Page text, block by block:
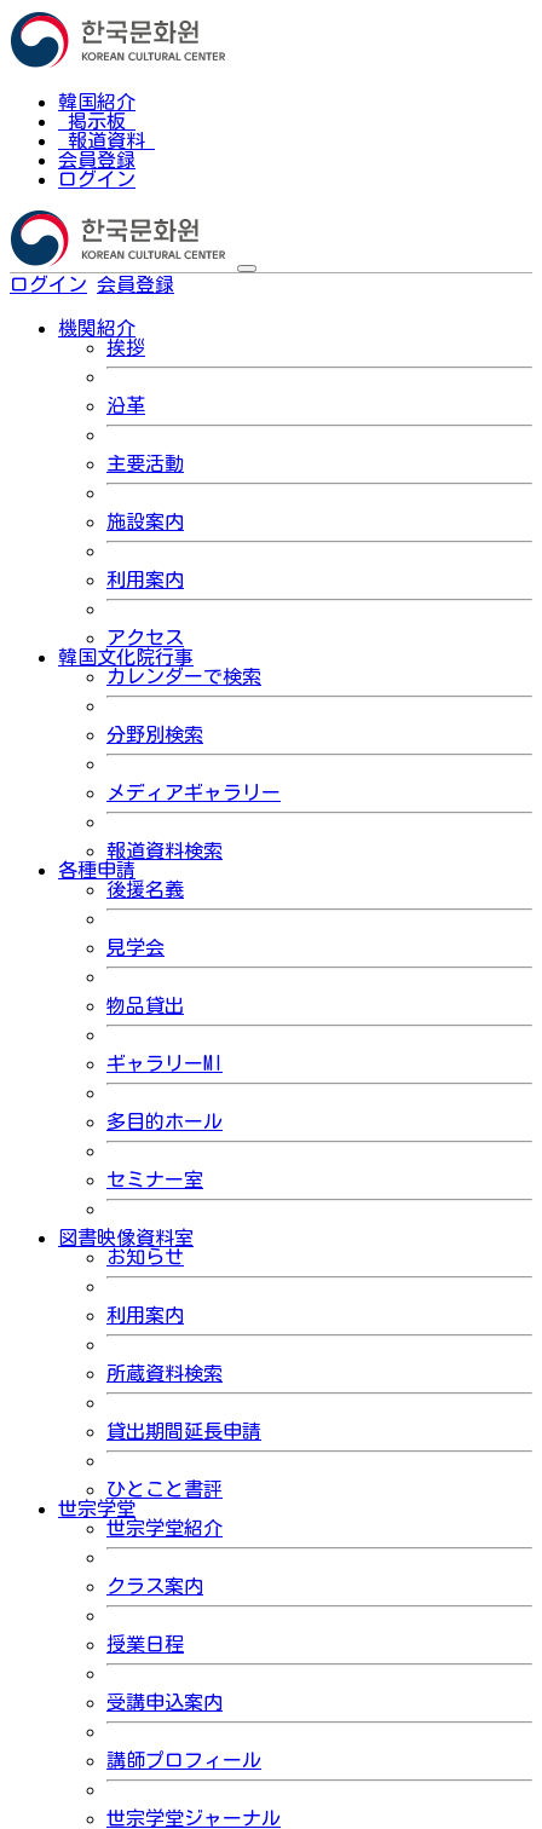
韓国紹介
掲示板
報道資料
会員登録
ログイン
ログイン 会員登録
機関紹介
挨拶
沿革
主要活動
施設案内
利用案内
アクセス
韓国文化院行事
カレンダーで検索
分野別検索
メディアギャラリー
報道資料検索
各種申請
後援名義
見学会
物品貸出
ギャラリーMI
多目的ホール
セミナー室
図書映像資料室
お知らせ
利用案内
所蔵資料検索
貸出期間延長申請
ひとこと書評
世宗学堂
世宗学堂紹介
クラス案内
授業日程
受講申込案内
講師プロフィール
世宗学堂ジャーナル